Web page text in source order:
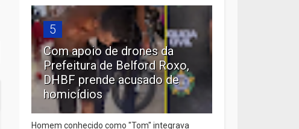
5
Com apoio de drones da
Prefeitura de Belford Roxo,
DHBF prende acusado de
homicídios
Homem conhecido como "Tom" integrava